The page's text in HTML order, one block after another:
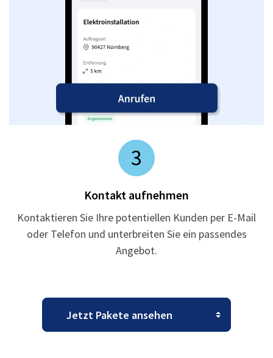
3
Kontakt aufnehmen
Kontaktieren Sie Ihre potentiellen Kunden per E-Mail
oder Telefon und unterbreiten Sie ein passendes
Angebot.